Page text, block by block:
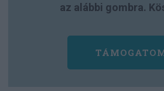
az alábbi gombra.